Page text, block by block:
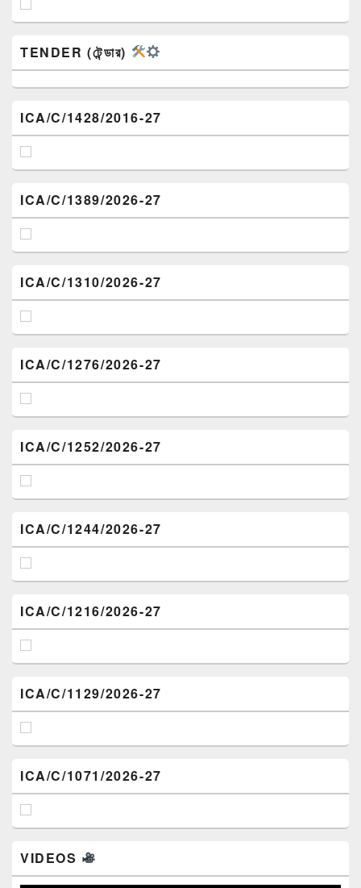
TENDER (টেন্ডার)
ICA/C/1428/2016-27
ICA/C/1389/2026-27
ICA/C/1310/2026-27
ICA/C/1276/2026-27
ICA/C/1252/2026-27
ICA/C/1244/2026-27
ICA/C/1216/2026-27
ICA/C/1129/2026-27
ICA/C/1071/2026-27
VIDEOS